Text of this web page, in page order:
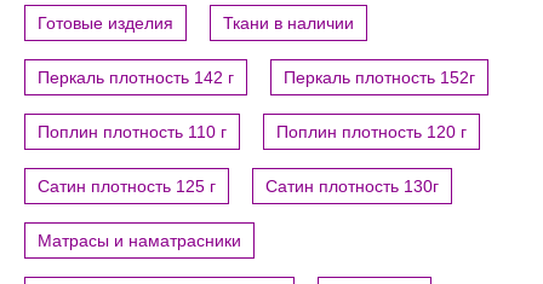
Готовые изделия Ткани в наличии
Перкаль плотность 142 г Перкаль плотность 152г
Поплин плотность 110 г Поплин плотность 120 г
Сатин плотность 125 г Сатин плотность 130г
Матрасы и наматрасники